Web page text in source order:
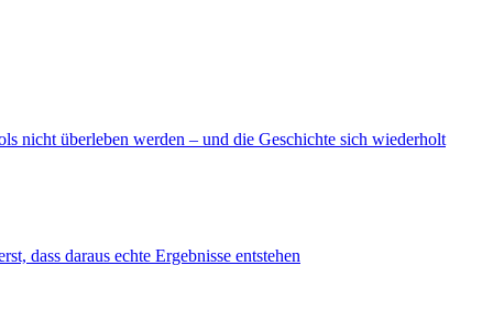
nicht überleben werden – und die Geschichte sich wiederholt
dass daraus echte Ergebnisse entstehen